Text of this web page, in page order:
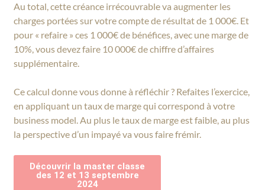
Au total, cette créance irrécouvrable va augmenter les
charges portées sur votre compte de résultat de 1 000€. Et
pour « refaire » ces 1 000€ de bénéfices, avec une marge de
10%, vous devez faire 10 000€ de chiffre d’affaires
supplémentaire.
Ce calcul donne vous donne à réfléchir ? Refaites l’exercice,
en appliquant un taux de marge qui correspond à votre
business model. Au plus le taux de marge est faible, au plus
la perspective d’un impayé va vous faire frémir.
Découvrir la master classe
des 12 et 13 septembre
2024